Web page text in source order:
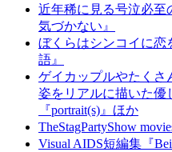
近年稀に見る号泣必至
気づかない』
ぼくらはシンコイに
語』
ゲイカップルやたくさ
姿をリアルに描いた優
『portrait(s)』ほか
TheStagPartyShow
Visual AIDS短編集『